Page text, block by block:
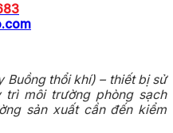
Buồng thổi khí) – thiết bị sử
môi trường phòng sạch
sản xuất cần đến kiểm